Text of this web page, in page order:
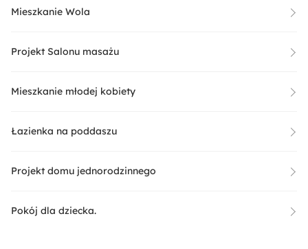
Mieszkanie Wola
Projekt Salonu masażu
Mieszkanie młodej kobiety
Łazienka na poddaszu
Projekt domu jednorodzinnego
Pokój dla dziecka.